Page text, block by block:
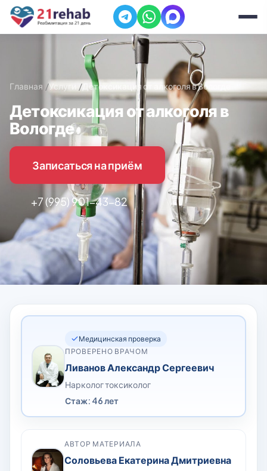
Главная Услуги Детоксикация от алкоголя в Вологде
Детоксикация от алкоголя в
Вологде
Записаться на приём
+7 (995) 901-43-82
Медицинская проверка
ПРОВЕРЕНО ВРАЧОМ
Ливанов Александр Сергеевич
Нарколог токсиколог
Стаж: 46 лет
АВТОР МАТЕРИАЛА
Соловьева Екатерина Дмитриевна